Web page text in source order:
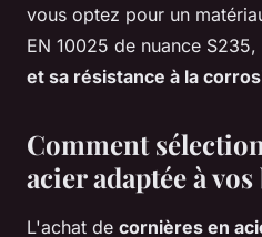
vous optez pour un
EN 10025 de nuance
et sa résistance à la
Comment
acier adaptée à
L'achat de cornières en